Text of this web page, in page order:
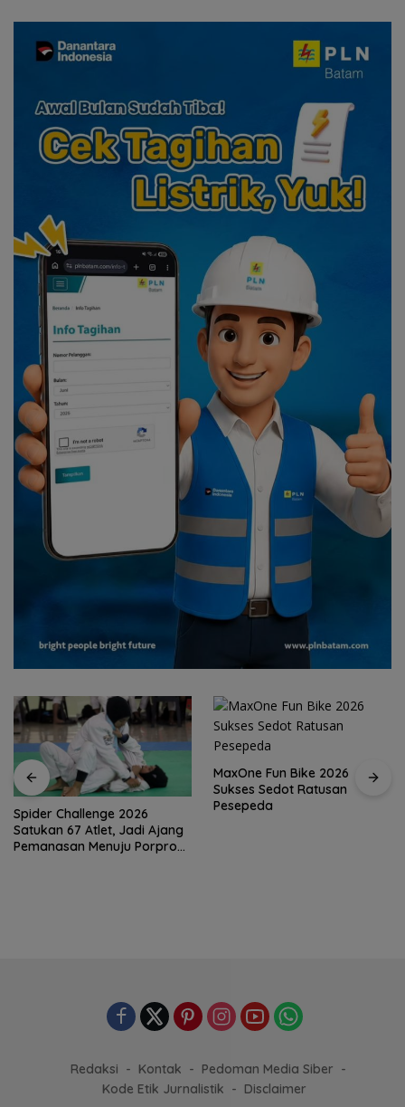
Spider Challenge 2026
Satukan 67 Atlet, Jadi Ajang
Pemanasan Menuju Porprov
MaxOne Fun Bike 2026
Sukses Sedot Ratusan
Pesepeda
Redaksi Kontak
Pedoman Media Siber
Kode Etik Jurnalistik
Disclaimer